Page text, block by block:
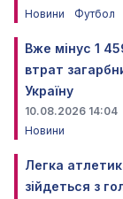
Новини
Футбол
Вже мінус 1
втрат
Україну
10.08.2026 14:04
Новини
Легка
зійдеться з